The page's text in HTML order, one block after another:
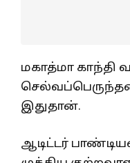
மகாத்மா காந்தி
இதுதான்.
ஆடிட்டர்